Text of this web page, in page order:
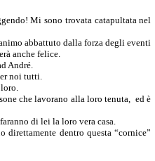
Mi sono trovata catapultata nel
abbattuto dalla forza degli eventi
anche felice.
André.
noi tutti.
che lavorano alla loro tenuta, ed è
di lei la loro vera casa.
dentro questa “cornice”